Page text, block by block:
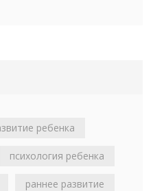
ребенка
психология ребенка
раннее развитие